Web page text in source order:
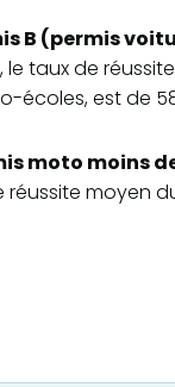
B (permis
taux de
écoles, est de
moto moins
réussite moyen